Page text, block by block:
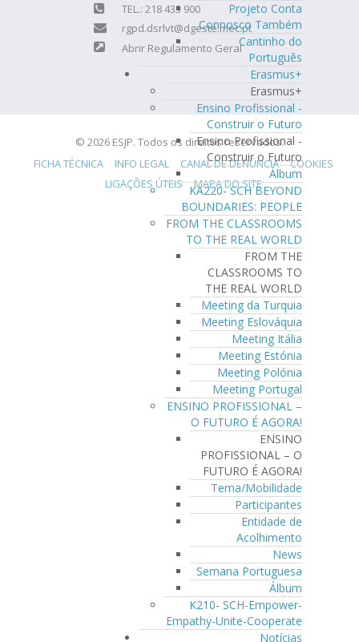
Projeto Conta
Connosco Também
Cantinho do
Português
Erasmus+
Erasmus+
Ensino Profissional -
Construir o Futuro
Ensino Profissional -
Construir o Futuro
Álbum
KA220- SCH BEYOND
BOUNDARIES: PEOPLE
FROM THE CLASSROOMS
TO THE REAL WORLD
FROM THE
CLASSROOMS TO
THE REAL WORLD
Meeting da Turquia
Meeting Eslováquia
Meeting Itália
Meeting Estónia
Meeting Polónia
Meeting Portugal
ENSINO PROFISSIONAL –
O FUTURO É AGORA!
ENSINO
PROFISSIONAL – O
FUTURO É AGORA!
Tema/Mobilidade
Participantes
Entidade de
Acolhimento
News
Semana Portuguesa
Álbum
K210- SCH-Empower-
Empathy-Unite-Cooperate
Notícias
TEL.: 218 433 900
rgpd.dsrlvt@dgeste.mec.pt
Abrir Regulamento Geral
© 2026 ESJP. Todos os direitos reservados.
FICHA TÉCNICA
INFO LEGAL CANAL DE DENÚNCIA
COOKIES
LIGAÇÕES ÚTEIS
MAPA DO SITE